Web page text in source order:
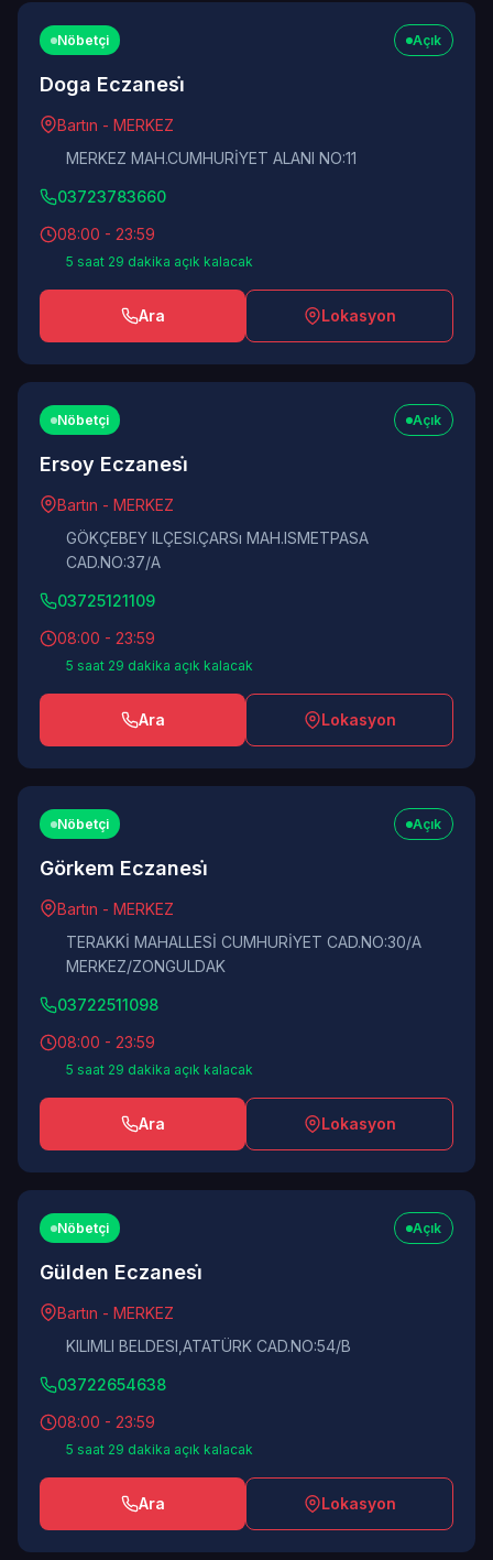
Nöbetçi Açık
Doga Eczanesi̇
Bartın - MERKEZ
MERKEZ MAH.CUMHURİYET ALANI NO:11
03723783660
08:00 - 23:59
5 saat 29 dakika açık kalacak
Ara Lokasyon
Nöbetçi Açık
Ersoy Eczanesi̇
Bartın - MERKEZ
GÖKÇEBEY ILÇESI.ÇARSı MAH.ISMETPASA
CAD.NO:37/A
03725121109
08:00 - 23:59
5 saat 29 dakika açık kalacak
Ara Lokasyon
Nöbetçi Açık
Görkem Eczanesi̇
Bartın - MERKEZ
TERAKKİ MAHALLESİ CUMHURİYET CAD.NO:30/A
MERKEZ/ZONGULDAK
03722511098
08:00 - 23:59
5 saat 29 dakika açık kalacak
Ara Lokasyon
Nöbetçi Açık
Gülden Eczanesi̇
Bartın - MERKEZ
KILIMLI BELDESI,ATATÜRK CAD.NO:54/B
03722654638
08:00 - 23:59
5 saat 29 dakika açık kalacak
Ara Lokasyon